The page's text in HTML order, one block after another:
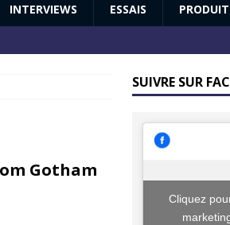
INTERVIEWS ESSAIS
ACTUS
Gotham
SUIVRE SUR
Cliquez